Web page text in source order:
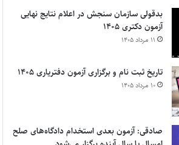
بدقولی سازمان سنجش در اعلام نتایج نهایی
آزمون دکتری ۱۴۰۵
۱۱ مرداد ۱۴۰۵
تاریخ ثبت نام و برگزاری آزمون دفتریاری ۱۴۰۵
۱۰ مرداد ۱۴۰۵
صادقی: آزمون بعدی استخدام دادگاه‌های صلح